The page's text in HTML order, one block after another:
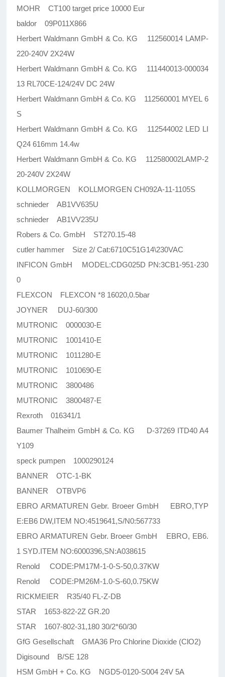
MOHR CT100 target price 10000 Eur
baldor 09P011X866
Herbert Waldmann GmbH & Co. KG 112560014 LAMP-
220-240V 2X24W
Herbert Waldmann GmbH & Co. KG 111440013-000034
13 RL70CE-124/24V DC 24W
Herbert Waldmann GmbH & Co. KG 112560001 MYEL 6
S
Herbert Waldmann GmbH & Co. KG 112544002 LED LI
Q24 616mm 14.4w
Herbert Waldmann GmbH & Co. KG 112580002LAMP-2
20-240V 2X24W
KOLLMORGEN KOLLMORGEN CH092A-11-1105S
schnieder AB1VV635U
schnieder AB1VV235U
Robers & Co. GmbH ST270.15-48
cutler hammer Size 2/ Cat:6710C51G14\230VAC
INFICON GmbH MODEL:CDG025D PN:3CB1-951-230
0
FLEXCON FLEXCON *8 16020,0.5bar
JOYNER DUJ-60/300
MUTRONIC 0000030-E
MUTRONIC 1001410-E
MUTRONIC 1011280-E
MUTRONIC 1010690-E
MUTRONIC 3800486
MUTRONIC 3800487-E
Rexroth 016341/1
Baumer Thalheim GmbH & Co. KG D-37269 ITD40 A4
Y109
speck pumpen 1000290124
BANNER OTC-1-BK
BANNER OTBVP6
EBRO ARMATUREN Gebr. Broeer GmbH EBRO,TYP
E:EB6 DW,ITEM NO:4519641,S/N0:567733
EBRO ARMATUREN Gebr. Broeer GmbH EBRO, EB6.
1 SYD.ITEM NO:6000396,SN:A038615
Renold CODE:PM17M-1-0-S-50,0.37KW
Renold CODE:PM26M-1.0-S-60,0.75KW
RICKMEIER R35/40 FL-Z-DB
STAR 1653-822-2Z GR.20
STAR 1607-802-31,180 30/2*60/30
GfG Gesellschaft GMA36 Pro Chlorine Dioxide (ClO2)
Digisound B/SE 128
HSM GmbH + Co. KG NGD5-0120-S004 24V 5A